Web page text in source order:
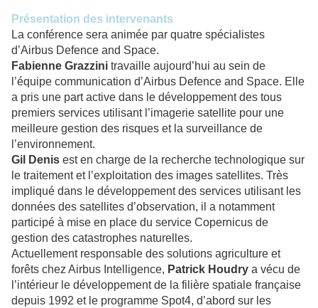
Présentation des intervenants
La conférence sera animée par quatre spécialistes
d’Airbus Defence and Space.
Fabienne Grazzini travaille aujourd’hui au sein de
l’équipe communication d’Airbus Defence and Space. Elle
a pris une part active dans le développement des tous
premiers services utilisant l’imagerie satellite pour une
meilleure gestion des risques et la surveillance de
l’environnement.
Gil Denis est en charge de la recherche technologique sur
le traitement et l’exploitation des images satellites. Très
impliqué dans le développement des services utilisant les
données des satellites d’observation, il a notamment
participé à mise en place du service Copernicus de
gestion des catastrophes naturelles.
Actuellement responsable des solutions agriculture et
forêts chez Airbus Intelligence, Patrick Houdry a vécu de
l’intérieur le développement de la filière spatiale française
depuis 1992 et le programme Spot4, d’abord sur les